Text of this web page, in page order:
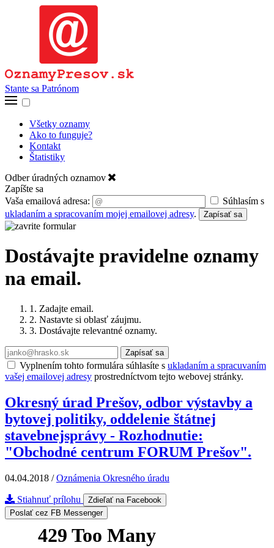
Stante sa Patrónom
Všetky oznamy
Ako to funguje?
Kontakt
Štatistiky
Odber úradných oznamov
Zapíšte sa
Vaša emailová adresa:
Súhlasím s
ukladaním a spracovaním mojej emailovej adresy. Zapísať sa
Dostávajte pravidelne oznamy
na email.
1. Zadajte email.
2. Nastavte si oblasť záujmu.
3. Dostávajte relevantné oznamy.
Zapísať sa
Vyplnením tohto formulára súhlasíte s ukladaním a spracuvaním
vašej emailovej adresy prostredníctvom tejto webovej stránky.
Okresný úrad Prešov, odbor výstavby a
bytovej politiky, oddelenie štátnej
stavebnejsprávy - Rozhodnutie:
"Obchodné centrum FORUM Prešov".
04.04.2018 /Oznámenia Okresného úradu
Stiahnuť prílohu
Zdieľať na Facebook
Poslať cez FB Messenger